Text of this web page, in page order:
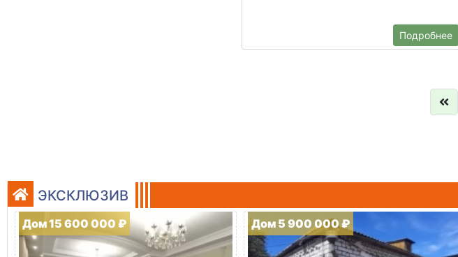
Подробнее
ЭКСКЛЮЗИВ
Дом 15 600 000 ₽ Дом 5 900 000 ₽